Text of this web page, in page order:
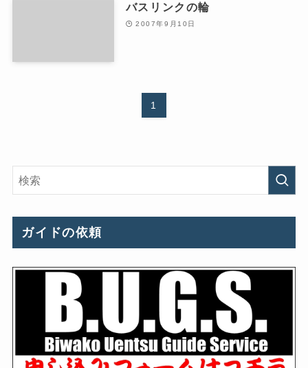
バスリンクの輪
2007年9月10日
1
ガイドの依頼